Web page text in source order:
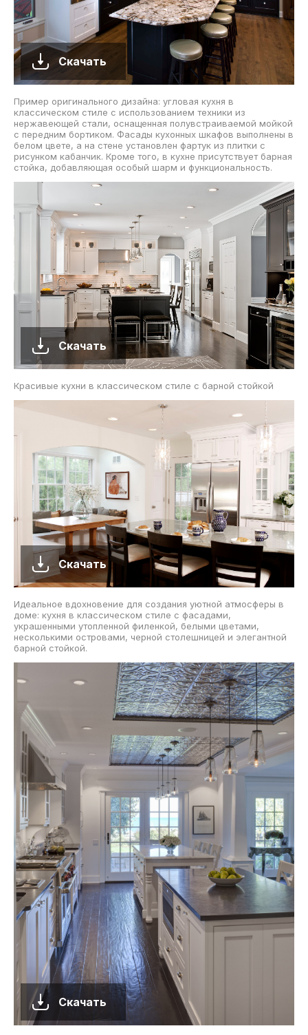
Скачать
Пример оригинального дизайна: угловая кухня в
классическом стиле с использованием техники из
нержавеющей стали, оснащенная полувстраиваемой мойкой
с передним бортиком. Фасады кухонных шкафов выполнены в
белом цвете, а на стене установлен фартук из плитки с
рисунком кабанчик. Кроме того, в кухне присутствует барная
стойка, добавляющая особый шарм и функциональность.
Скачать
Красивые кухни в классическом стиле с барной стойкой
Скачать
Идеальное вдохновение для создания уютной атмосферы в
доме: кухня в классическом стиле с фасадами,
украшенными утопленной филенкой, белыми цветами,
несколькими островами, черной столешницей и элегантной
барной стойкой.
Скачать